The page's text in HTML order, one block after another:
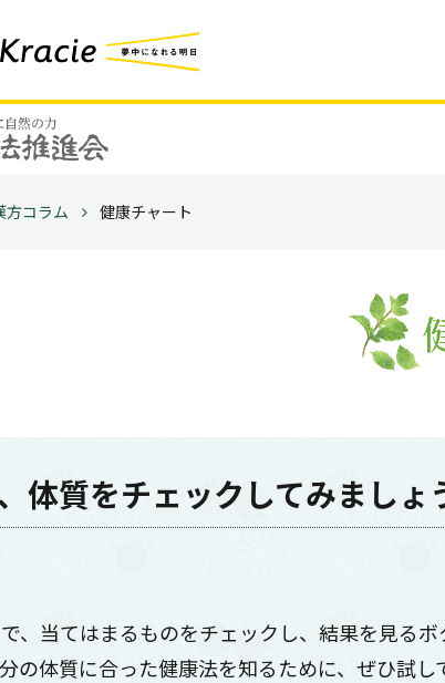
方コラム 健康チャート
体質をチェックしてみましょ
、当てはまるものをチェックし、結果を見る
の体質に合った健康法を知るために、ぜひ試し